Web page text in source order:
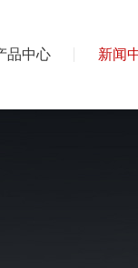
品中心 新闻